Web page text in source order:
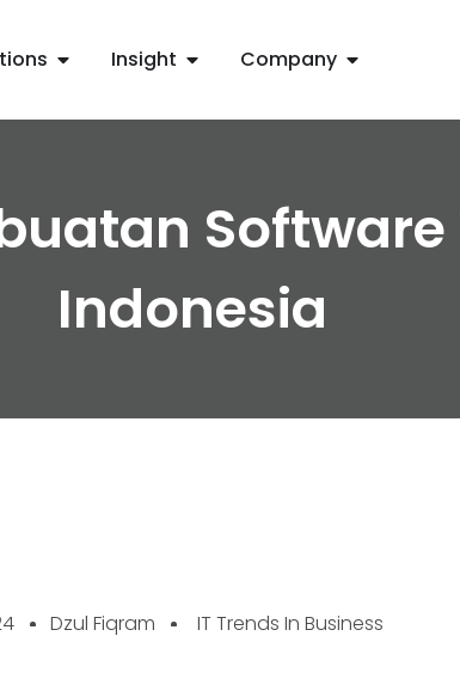
Insight Company
Software
Indonesia
Dzul Fiqram IT Trends In Business